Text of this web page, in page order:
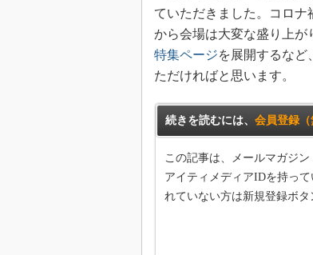
ていただきました。コロ
から会場は大変な盛り上が
特集ページを展開するなど
ただければと思います。
続きを読むには、 会員登録（
この記事は、メールマガジ
アイティメディアIDを持っ
れていない方は新規登録ボタ